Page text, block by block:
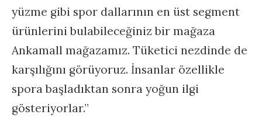
yüzme gibi spor dallarının en üst segment
ürünlerini bulabileceğiniz bir mağaza
Ankamall mağazamız. Tüketici nezdinde de
karşılığını görüyoruz. İnsanlar özellikle
spora başladıktan sonra yoğun ilgi
gösteriyorlar.”